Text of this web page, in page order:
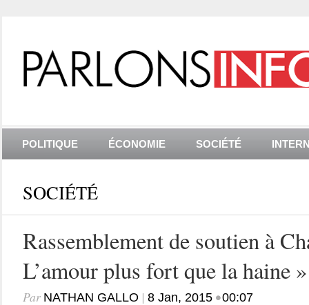
POLITIQUE ÉCONOMIE SOCIÉTÉ
SOCIÉTÉ
Rassemblement de soutien à
L’amour plus fort que la haine »
Par NATHAN GALLO | 8 Jan, 2015•00:07